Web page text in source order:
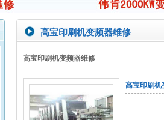
高宝印刷机变频器维修
高宝印刷机变频器维修
高宝印刷机